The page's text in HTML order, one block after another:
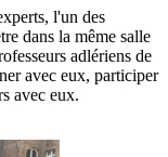
l'un des
dans la même salle
adlériens de
avec eux, participer
avec eux.